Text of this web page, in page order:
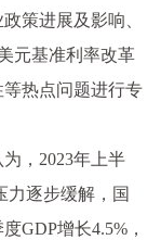
策进展及影响、
元基准利率改革
热点问题进行专
，2023年上半
力逐步缓解，国
GDP增长4.5%，